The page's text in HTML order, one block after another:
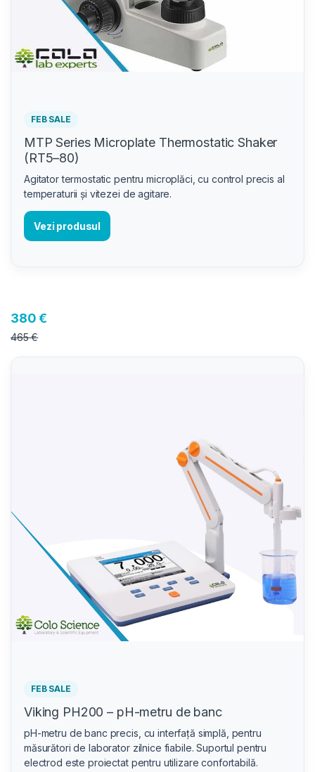
FEB SALE
MTP Series Microplate Thermostatic Shaker
(RT5–80)
Agitator termostatic pentru microplăci, cu control precis al
temperaturii și vitezei de agitare.
Vezi produsul
380 €
465 €
FEB SALE
Viking PH200 – pH-metru de banc
pH-metru de banc precis, cu interfață simplă, pentru
măsurători de laborator zilnice fiabile. Suportul pentru
electrod este proiectat pentru utilizare confortabilă.